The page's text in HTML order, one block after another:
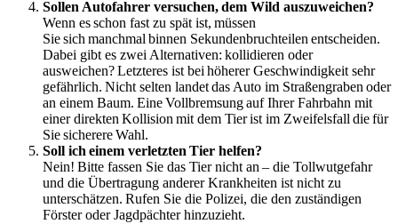
Sollen Autofahrer versuchen, dem Wild auszuweichen?
Wenn es schon fast zu spät ist, müssen
Sie sich manchmal binnen Sekundenbruchteilen entscheiden.
Dabei gibt es zwei Alternativen: kollidieren oder
ausweichen? Letzteres ist bei höherer Geschwindigkeit sehr
gefährlich. Nicht selten landet das Auto im Straßengraben oder
an einem Baum. Eine Vollbremsung auf Ihrer Fahrbahn mit
einer direkten Kollision mit dem Tier ist im Zweifelsfall die für
Sie sicherere Wahl.
Soll ich einem verletzten Tier helfen?
Nein! Bitte fassen Sie das Tier nicht an – die Tollwutgefahr
und die Übertragung anderer Krankheiten ist nicht zu
unterschätzen. Rufen Sie die Polizei, die den zuständigen
Förster oder Jagdpächter hinzuzieht.